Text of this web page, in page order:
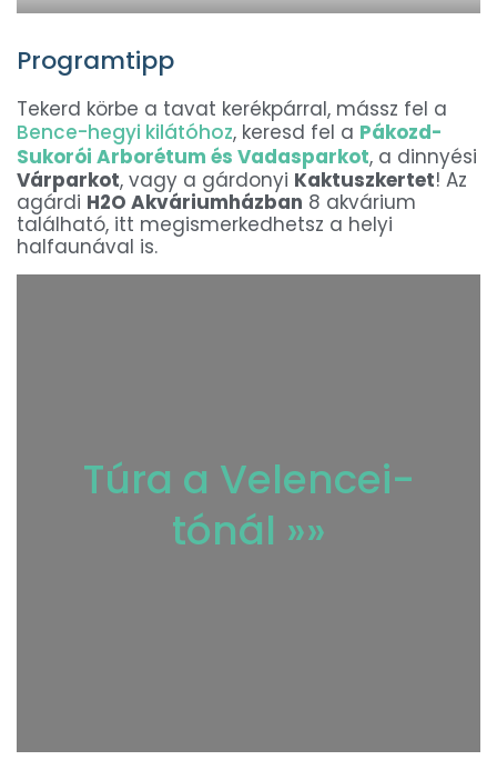
Programtipp
Tekerd körbe a tavat kerékpárral, mássz fel a
Bence-hegyi kilátóhoz, keresd fel a Pákozd-
Sukorói Arborétum és Vadasparkot, a dinnyési
Várparkot, vagy a gárdonyi Kaktuszkertet! Az
agárdi H2O Akváriumházban 8 akvárium
található, itt megismerkedhetsz a helyi
halfaunával is.
Túra a Velencei-
tónál »»